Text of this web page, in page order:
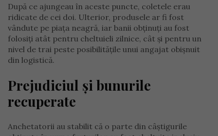
După ce ajungeau în aceste puncte, coletele erau
ridicate de cei doi. Ulterior, produsele ar fi fost
vândute pe piața neagră, iar banii obținuți au fost
folosiți atât pentru cheltuieli zilnice, cât și pentru un
nivel de trai peste posibilitățile unui angajat obișnuit
din logistică.
Prejudiciul și bunurile
recuperate
Anchetatorii au stabilit că o parte din câștigurile